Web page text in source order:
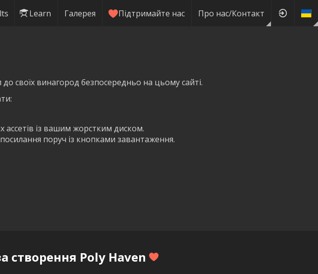
Learn Галерея Підтримайте нас Про нас/Контакт
своїх винагород безпосередньо на цьому сайті.
ассетів із вашим жорстким диском.
поруч із кнопками завантаження.
створення Poly Haven